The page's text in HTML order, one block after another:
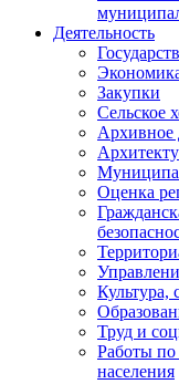
Деятельность
Закупки
Сельское
Архивное
Оценка
Культура,
Труд и
Работы
населения